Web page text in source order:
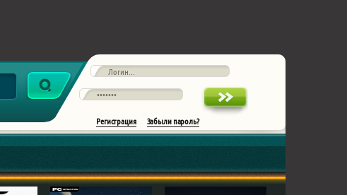
Регистрация
Забыли пароль?